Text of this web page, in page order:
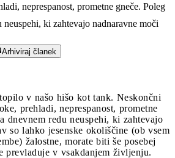
neprespanost, prometne gneče. Poleg
neuspehi, ki zahtevajo nadnaravne moči
Arhiviraj članek
v našo hišo kot tank. Neskončni
prehladi, neprespanost, prometne
dnevnem redu neuspehi, ki zahtevajo
so lahko jesenske okoliščine (ob vsem
žalostne, morate biti še posebej
prevladuje v vsakdanjem življenju.